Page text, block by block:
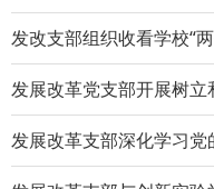
发改支部组织收看学校“
发展改革支部深化学习